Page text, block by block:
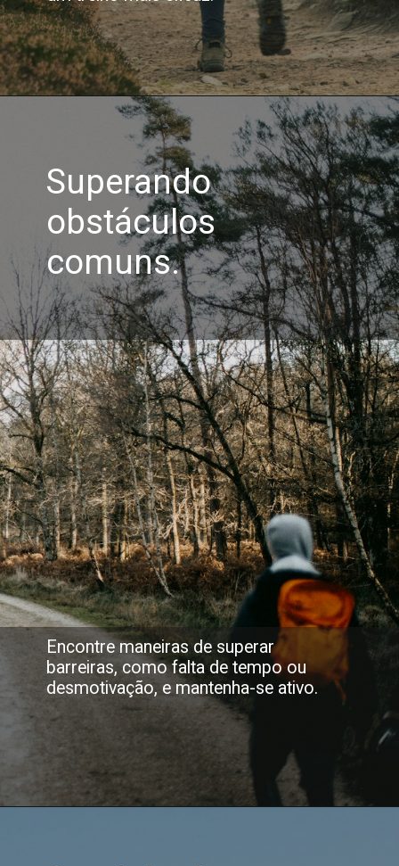
Superando
obstáculos
comuns.
Encontre maneiras de superar
barreiras, como falta de tempo ou
desmotivação, e mantenha-se ativo.